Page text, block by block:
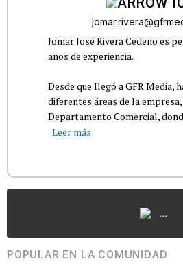
Jomar José Rivera Cedeño es
años de experiencia.
Desde que llegó a GFR Media,
diferentes áreas de la
Departamento Comercial,
Leer más
...
POPULAR EN LA COMUNIDAD